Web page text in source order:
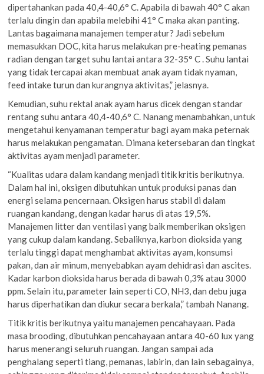
dipertahankan pada 40,4-40,6° C. Apabila di bawah 40° C akan
terlalu dingin dan apabila melebihi 41° C maka akan panting.
Lantas bagaimana manajemen temperatur? Jadi sebelum
memasukkan DOC, kita harus melakukan pre-heating pemanas
radian dengan target suhu lantai antara 32-35° C . Suhu lantai
yang tidak tercapai akan membuat anak ayam tidak nyaman,
feed intake turun dan kurangnya aktivitas,” jelasnya.
Kemudian, suhu rektal anak ayam harus dicek dengan standar
rentang suhu antara 40,4-40,6° C. Nanang menambahkan, untuk
mengetahui kenyamanan temperatur bagi ayam maka peternak
harus melakukan pengamatan. Dimana ketersebaran dan tingkat
aktivitas ayam menjadi parameter.
“Kualitas udara dalam kandang menjadi titik kritis berikutnya.
Dalam hal ini, oksigen dibutuhkan untuk produksi panas dan
energi selama pencernaan. Oksigen harus stabil di dalam
ruangan kandang, dengan kadar harus di atas 19,5%.
Manajemen litter dan ventilasi yang baik memberikan oksigen
yang cukup dalam kandang. Sebaliknya, karbon dioksida yang
terlalu tinggi dapat menghambat aktivitas ayam, konsumsi
pakan, dan air minum, menyebabkan ayam dehidrasi dan ascites.
Kadar karbon dioksida harus berada di bawah 0,3% atau 3000
ppm. Selain itu, parameter lain seperti CO, NH3, dan debu juga
harus diperhatikan dan diukur secara berkala,” tambah Nanang.
Titik kritis berikutnya yaitu manajemen pencahayaan. Pada
masa brooding, dibutuhkan pencahayaan antara 40-60 lux yang
harus menerangi seluruh ruangan. Jangan sampai ada
penghalang seperti tiang, pemanas, labirin, dan lain sebagainya,